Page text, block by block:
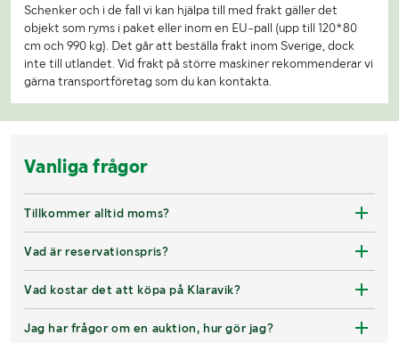
Schenker och i de fall vi kan hjälpa till med frakt gäller det
objekt som ryms i paket eller inom en EU-pall (upp till 120*80
cm och 990 kg). Det går att beställa frakt inom Sverige, dock
inte till utlandet. Vid frakt på större maskiner rekommenderar vi
gärna transportföretag som du kan kontakta.
Vanliga frågor
Tillkommer alltid moms?
Vad är reservationspris?
Vad kostar det att köpa på Klaravik?
Jag har frågor om en auktion, hur gör jag?